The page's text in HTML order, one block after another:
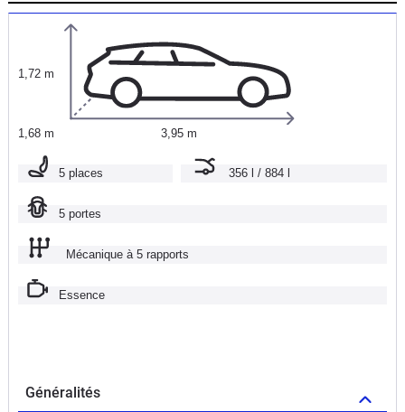
1,72 m
1,68 m 3,95 m
5 places 356 l / 884 l
5 portes
Mécanique à 5 rapports
Essence
Généralités